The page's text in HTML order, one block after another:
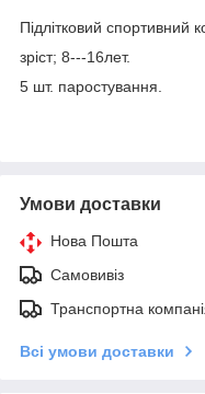
Підлітковий спортивний
зріст; 8---16лет.
5 шт. паростування.
Умови доставки
Нова Пошта
Самовивіз
Транспортна
Всі умови доставки